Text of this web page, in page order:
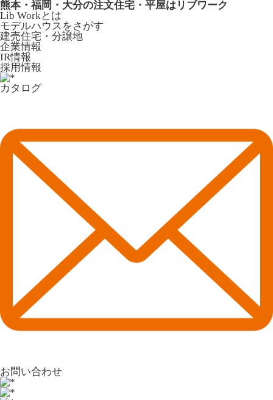
熊本・福岡・大分の注文住宅・平屋はリブワーク
Lib Workとは
モデルハウスをさがす
建売住宅・分譲地
企業情報
IR情報
採用情報
カタログ
お問い合わせ